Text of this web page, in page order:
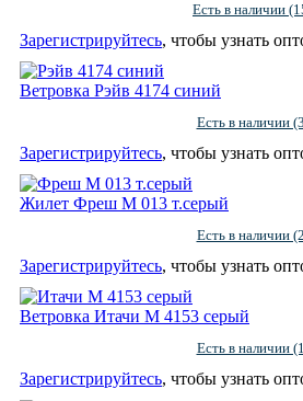
Есть в наличии
Зарегистрируйтесь, чтобы узнать
Ветровка Рэйв 4174 синий
Есть в наличии
Зарегистрируйтесь, чтобы узнать
Жилет Фреш М 013 т.серый
Есть в наличии
Зарегистрируйтесь, чтобы узнать
Ветровка Итачи М 4153 серый
Есть в наличии
Зарегистрируйтесь, чтобы узнать